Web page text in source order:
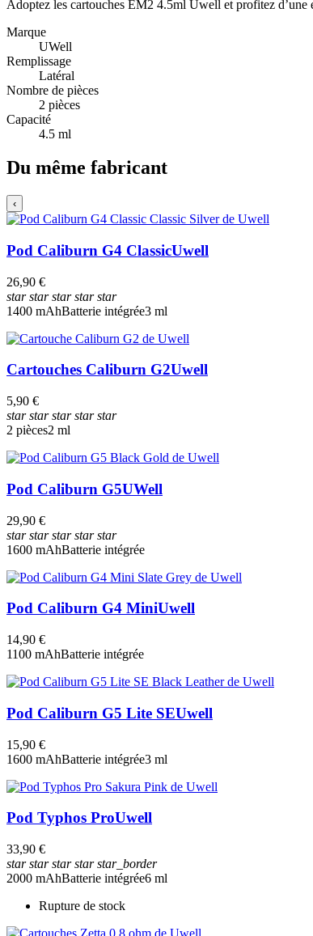
Adoptez les cartouches EM2 4.5ml Uwell et profitez
Marque
UWell
Remplissage
Latéral
Nombre de pièces
2 pièces
Capacité
4.5 ml
Du même fabricant
‹
Pod Caliburn G4 ClassicUwell
26,90 €
starstarstarstarstar
1400 mAhBatterie intégrée3 ml
Cartouches Caliburn G2Uwell
5,90 €
starstarstarstarstar
2 pièces2 ml
Pod Caliburn G5UWell
29,90 €
starstarstarstarstar
1600 mAhBatterie intégrée
Pod Caliburn G4 MiniUwell
14,90 €
1100 mAhBatterie intégrée
Pod Caliburn G5 Lite SEUwell
15,90 €
1600 mAhBatterie intégrée3 ml
Pod Typhos ProUwell
33,90 €
starstarstarstarstar_border
2000 mAhBatterie intégrée6 ml
Rupture de stock